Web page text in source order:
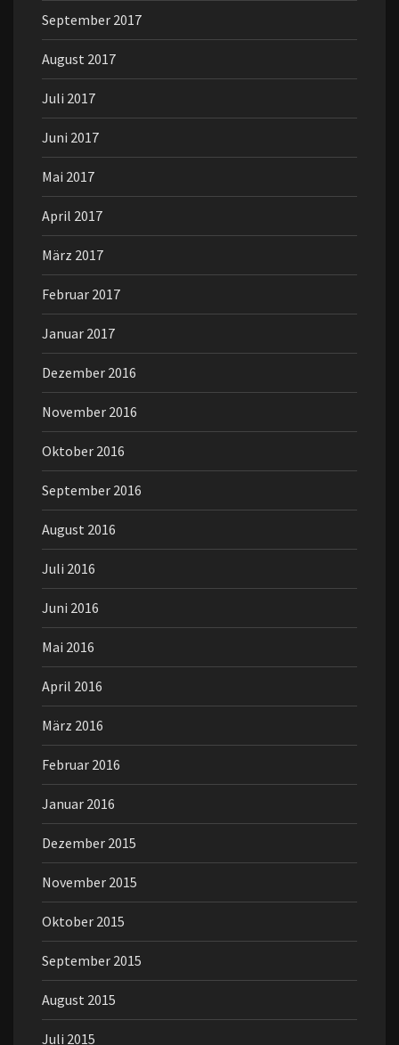
September 2017
August 2017
Juli 2017
Juni 2017
Mai 2017
April 2017
März 2017
Februar 2017
Januar 2017
Dezember 2016
November 2016
Oktober 2016
September 2016
August 2016
Juli 2016
Juni 2016
Mai 2016
April 2016
März 2016
Februar 2016
Januar 2016
Dezember 2015
November 2015
Oktober 2015
September 2015
August 2015
Juli 2015